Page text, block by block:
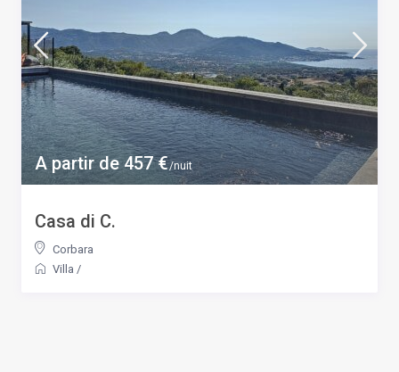
A partir de 457 €/nuit
Casa di C.
Corbara
Villa /